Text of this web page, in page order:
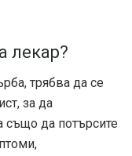
лекар?
трябва да се
за да
също да потърсите